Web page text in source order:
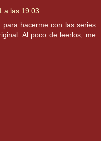
a las 19:03
hacerme con las series
Al poco de leerlos, me